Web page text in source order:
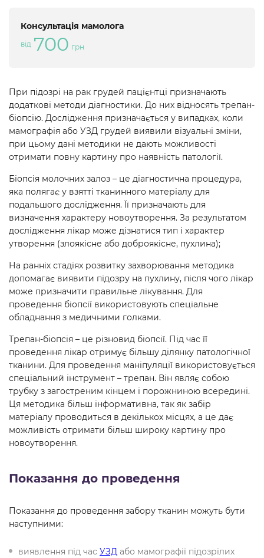
Консультація мамолога
від 700 грн
При підозрі на рак грудей пацієнтці призначають
додаткові методи діагностики. До них відносять трепан-
біопсію. Дослідження призначається у випадках, коли
мамографія або УЗД грудей виявили візуальні зміни,
при цьому дані методики не дають можливості
отримати повну картину про наявність патології.
Біопсія молочних залоз – це діагностична процедура,
яка полягає у взятті тканинного матеріалу для
подальшого дослідження. Її призначають для
визначення характеру новоутворення. За результатом
дослідження лікар може дізнатися тип і характер
утворення (злоякісне або доброякісне, пухлина);
На ранніх стадіях розвитку захворювання методика
допомагає виявити підозру на пухлину, після чого лікар
може призначити правильне лікування. Для
проведення біопсії використовують спеціальне
обладнання з медичними голками.
Трепан-біопсія – це різновид біопсії. Під час її
проведення лікар отримує більшу ділянку патологічної
тканини. Для проведення маніпуляції використовується
спеціальний інструмент – трепан. Він являє собою
трубку з загостреним кінцем і порожниною всередині.
Ця методика більш інформативна, так як забір
матеріалу проводиться в декількох місцях, а це дає
можливість отримати більш широку картину про
новоутворення.
Показання до проведення
Показання до проведення забору тканин можуть бути
наступними:
виявлення під час УЗД або мамографії підозрілих